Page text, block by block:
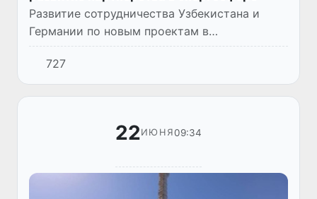
Развитие сотрудничества Узбекистана и
Германии по новым проектам в
энергетической сфере обсуждено в ходе
«Энергетического форума», проведенного в
режиме онлайн 23 июня 2021 года.
727
22ИЮНЯ09:34